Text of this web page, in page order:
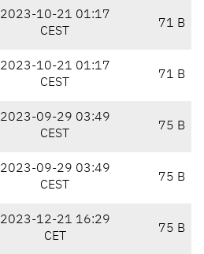
2023-10-21 01:17
CEST
71 B
2023-10-21 01:17
CEST
71 B
2023-09-29 03:49
CEST
75 B
2023-09-29 03:49
CEST
75 B
2023-12-21 16:29
CET
75 B